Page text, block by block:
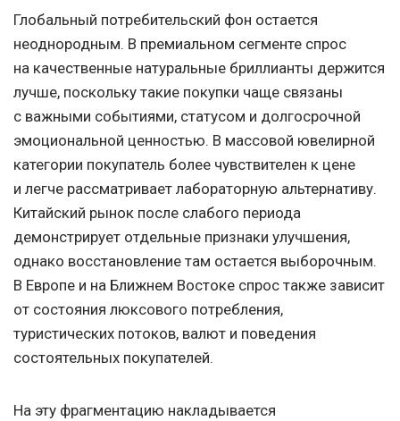
Глобальный потребительский фон остается
неоднородным. В премиальном сегменте спрос
на качественные натуральные бриллианты держится
лучше, поскольку такие покупки чаще связаны
с важными событиями, статусом и долгосрочной
эмоциональной ценностью. В массовой ювелирной
категории покупатель более чувствителен к цене
и легче рассматривает лабораторную альтернативу.
Китайский рынок после слабого периода
демонстрирует отдельные признаки улучшения,
однако восстановление там остается выборочным.
В Европе и на Ближнем Востоке спрос также зависит
от состояния люксового потребления,
туристических потоков, валют и поведения
состоятельных покупателей.
На эту фрагментацию накладывается